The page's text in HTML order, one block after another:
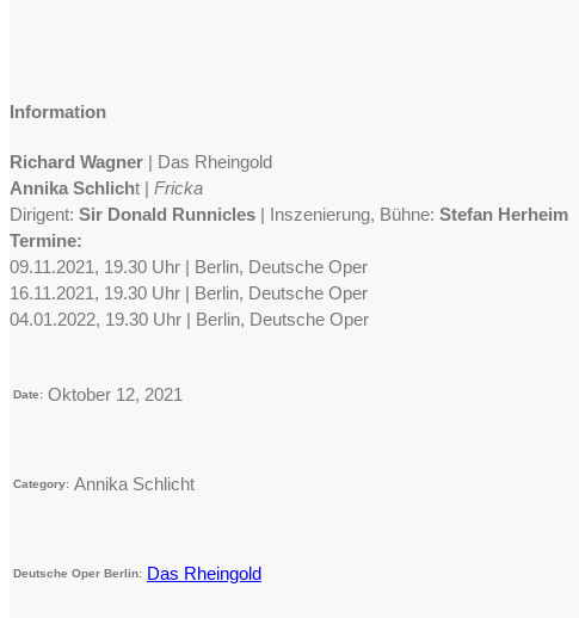
Information
Richard Wagner | Das Rheingold
Annika Schlicht | Fricka
Dirigent: Sir Donald Runnicles | Inszenierung, Bühne: Stefan Herheim
Termine:
09.11.2021, 19.30 Uhr | Berlin, Deutsche Oper
16.11.2021, 19.30 Uhr | Berlin, Deutsche Oper
04.01.2022, 19.30 Uhr | Berlin, Deutsche Oper
Date: Oktober 12, 2021
Category: Annika Schlicht
Deutsche Oper Berlin: Das Rheingold